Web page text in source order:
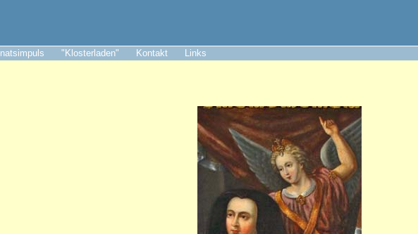
"Klosterladen" Kontakt Links